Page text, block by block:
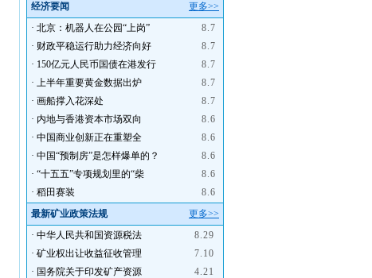
经济要闻
更多>>
· 北京：机器人在公园“上岗”
8.7
· 财政平稳运行助力经济向好
8.7
· 150亿元人民币国债在港发行
8.7
· 上半年重要黄金数据出炉
8.7
· 画船撑入花深处
8.7
· 内地与香港资本市场双向
8.6
· 中国商业创新正在重塑全
8.6
· 中国“预制房”是怎样爆单的？
8.6
· “十五五”专项规划里的“柴
8.6
· 稻田赛装
8.6
最新矿业政策法规
更多>>
· 中华人民共和国资源税法
8.29
· 矿业权出让收益征收管理
7.10
· 国务院关于印发矿产资源
4.21